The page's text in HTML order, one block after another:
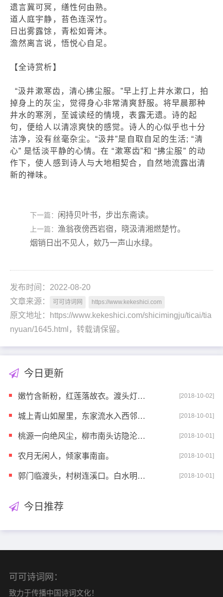
遗言冀可冥，缮性何由熟。
道人庭宇静，苔色连深竹。
日出雾露馀，青松如膏沐。
澹然离言说，悟悦心自足。
【全诗赏析】
“汲井漱寒齿，清心拂尘服。”早上打上井水漱口，拍
掉身上的灰尘，觉得身心非常清爽舒服。将早晨那种
井水的寒洌，至诚读经的情境，表露无遗。诗的起
句，便给人以清凉爽快的感觉。诗人的心似乎也十分
洁净，没有丝毫杂尘。“汲井”是自取自足的生活; “清
心” 是恬淡平静的心情。在 “漱寒齿”和 “拂尘服” 的动
作下，使人感到诗人与大地相契合，自然地流露出清
新的禅味。
下一篇： 闲持贝叶书，步出东斋读。
上一篇： 渔翁夜傍西岩宿，晓汲清湘燃楚竹。
烟销日出不见人，欸乃一声山水绿。
发布时间：2022-08-20
文章来源：
可可诗词网 https://www.kekeshici.com
原文地址：https://www.kekeshici.com/shicimingju/ticai/tia
nyuan/1645.html，转载请保留。
今日更新
嫩竹含新粉，红莲落故衣。渡头灯火起，处处采菱归。 [2018-10-02]
城上青山如屋里，东家流水入西邻。闭户著书多岁月，种 [2018-10-01]
桃源一向绝风尘，柳市南头访隐沦。到门不敢题凡鸟，看 [2018-10-01]
农月无闲人，倾家事南亩。 [2018-10-01]
郭门临渡头，村树连溪口。白水明田外，碧峰出山后。 [2018-10-01]
今日推荐
可可诗词网：
致力于传播中国诗词文化！